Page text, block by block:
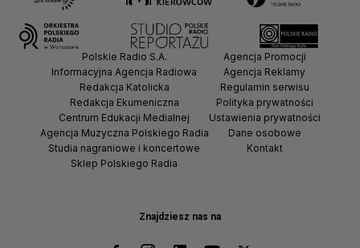
Znajdziesz nas na
Polskie Radio S.A.
Informacyjna Agencja Radiowa
Redakcja Katolicka
Redakcja Ekumeniczna
Centrum Edukacji Medialnej
Agencja Muzyczna Polskiego Radia
Studia nagraniowe i koncertowe
Sklep Polskiego Radia
Agencja Promocji
Agencja Reklamy
Regulamin serwisu
Polityka prywatności
Ustawienia prywatności
Dane osobowe
Kontakt